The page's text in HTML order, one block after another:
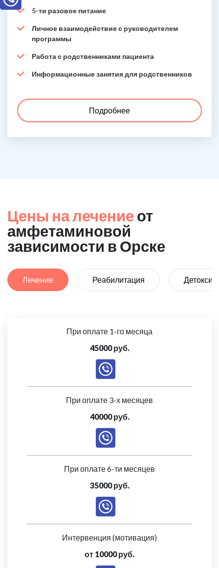
5-ти разовое питание
Личное взаимодействие с руководителем
программы
Работа с родственниками пациента
Информационные занятия для родственников
Подробнее
Цены на лечение от
амфетаминовой
зависимости в Орске
Лечение Реабилитация
При оплате 1-го месяца
45000 руб.
При оплате 3-х месяцев
40000 руб.
При оплате 6-ти месяцев
35000 руб.
Интервенция (мотивация)
от 10000 руб.